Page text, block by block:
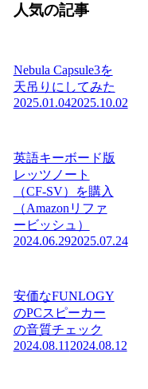
人気の記事
Nebula Capsule3を
天吊りにしてみた
2025.01.042025.10.02
英語キーボード版
レッツノート
（CF-SV）を購入
（Amazonリファ
ービッシュ）
2024.06.292025.07.24
安価なFUNLOGY
のPCスピーカー
の音質チェック
2024.08.112024.08.12